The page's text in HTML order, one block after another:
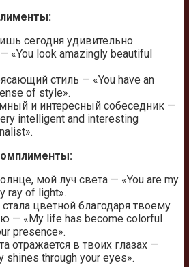
сегодня удивительно
«You look amazingly beautiful
стиль — «You have an
of style».
и интересный собеседник —
intelligent and interesting
мой луч света — «You are my
ray of light».
цветной благодаря твоему
— «My life has become colorful
presence».
отражается в твоих глазах —
shines through your eyes».